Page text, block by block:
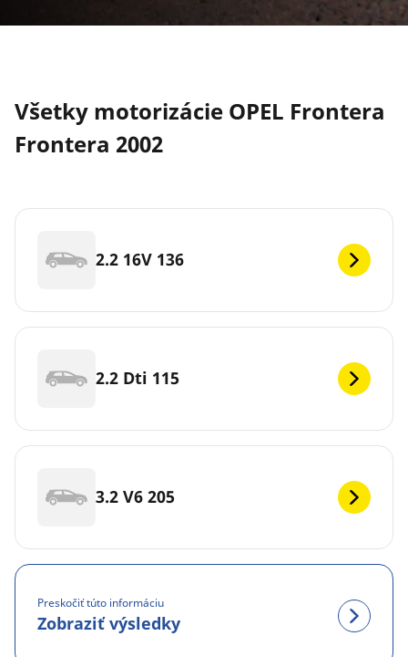
Všetky motorizácie OPEL Frontera
Frontera 2002
2.2 16V 136
2.2 Dti 115
3.2 V6 205
Preskočiť túto informáciu
Zobraziť výsledky